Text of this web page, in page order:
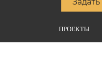
ПРОЕКТЫ